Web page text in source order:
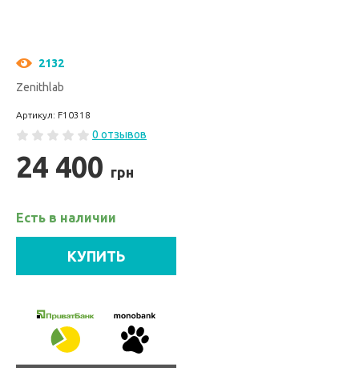
2132
Zenithlab
Артикул: F10318
0 отзывов
24 400 грн
Есть в наличии
КУПИТЬ